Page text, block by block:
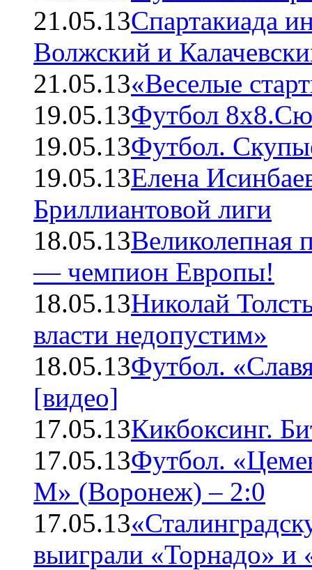
21.05.13Спартакиада
Волжский и
21.05.13«Веселые
19.05.13Футбол
19.05.13Футбол.
19.05.13Елена
Бриллиантовой лиги
18.05.13Великолепная
— чемпион Европы!
18.05.13Николай
власти недопустим»
18.05.13Футбол.
[видео]
17.05.13Кикбоксинг.
17.05.13Футбол.
М» (Воронеж) – 2:0
17.05.13
выиграли «Торнадо» и